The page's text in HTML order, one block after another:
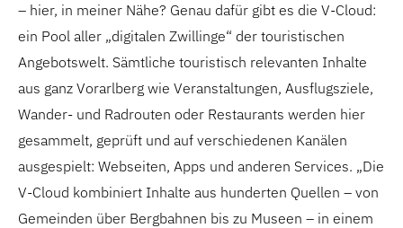
– hier, in meiner Nähe? Genau dafür gibt es die V-Cloud:
ein Pool aller „digitalen Zwillinge“ der touristischen
Angebotswelt. Sämtliche touristisch relevanten Inhalte
aus ganz Vorarlberg wie Veranstaltungen, Ausflugsziele,
Wander- und Radrouten oder Restaurants werden hier
gesammelt, geprüft und auf verschiedenen Kanälen
ausgespielt: Webseiten, Apps und anderen Services. „Die
V-Cloud kombiniert Inhalte aus hunderten Quellen – von
Gemeinden über Bergbahnen bis zu Museen – in einem